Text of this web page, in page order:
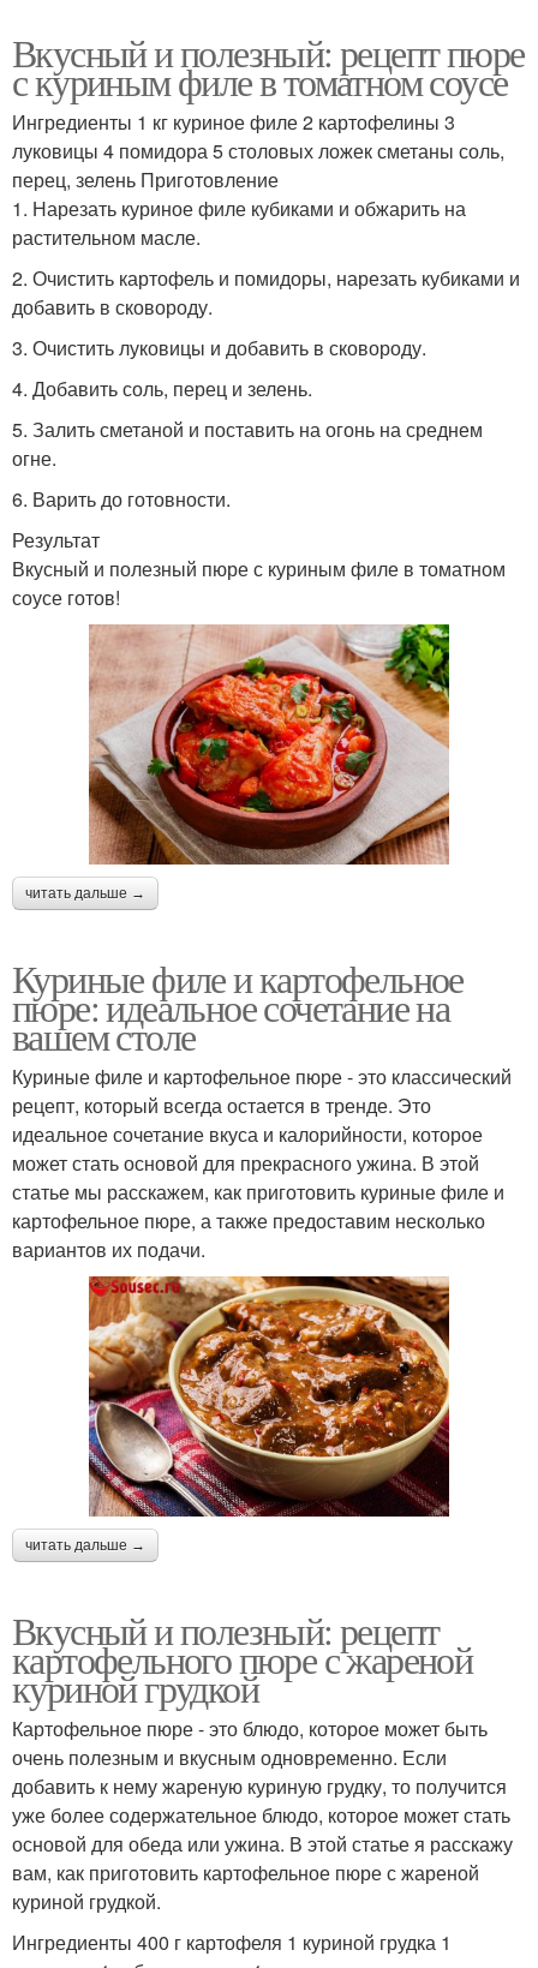
Вкусный и полезный: рецепт пюре
с куриным филе в томатном соусе
Ингредиенты 1 кг куриное филе 2 картофелины 3
луковицы 4 помидора 5 столовых ложек сметаны соль,
перец, зелень Приготовление
1. Нарезать куриное филе кубиками и обжарить на
растительном масле.
2. Очистить картофель и помидоры, нарезать кубиками и
добавить в сковороду.
3. Очистить луковицы и добавить в сковороду.
4. Добавить соль, перец и зелень.
5. Залить сметаной и поставить на огонь на среднем
огне.
6. Варить до готовности.
Результат
Вкусный и полезный пюре с куриным филе в томатном
соусе готов!
читать дальше →
Куриные филе и картофельное
пюре: идеальное сочетание на
вашем столе
Куриные филе и картофельное пюре - это классический
рецепт, который всегда остается в тренде. Это
идеальное сочетание вкуса и калорийности, которое
может стать основой для прекрасного ужина. В этой
статье мы расскажем, как приготовить куриные филе и
картофельное пюре, а также предоставим несколько
вариантов их подачи.
читать дальше →
Вкусный и полезный: рецепт
картофельного пюре с жареной
куриной грудкой
Картофельное пюре - это блюдо, которое может быть
очень полезным и вкусным одновременно. Если
добавить к нему жареную куриную грудку, то получится
уже более содержательное блюдо, которое может стать
основой для обеда или ужина. В этой статье я расскажу
вам, как приготовить картофельное пюре с жареной
куриной грудкой.
Ингредиенты 400 г картофеля 1 куриной грудка 1